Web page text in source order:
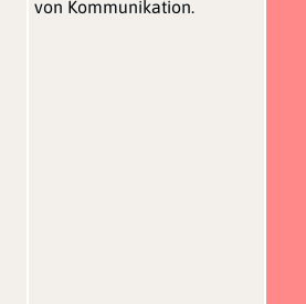
von Kommunikation.